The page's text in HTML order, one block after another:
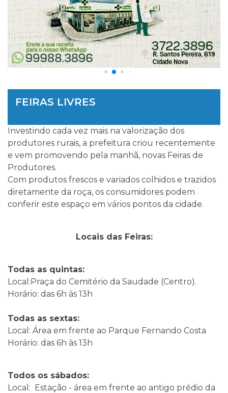
FEIRAS LIVRES
Investindo cada vez mais na valorização dos
produtores rurais, a prefeitura criou recentemente
e vem promovendo pela manhã, novas Feiras de
Produtores.
Com produtos frescos e variados colhidos e trazidos
diretamente da roça, os consumidores podem
conferir este espaço em vários pontos da cidade.
Locais das Feiras:
Todas as quintas:
Local:Praça do Cemitério da Saudade (Centro).
Horário: das 6h às 13h
Todas as sextas:
Local: Área em frente ao Parque Fernando Costa
Horário: das 6h às 13h
Todos os sábados:
Local: Estação - área em frente ao antigo prédio da